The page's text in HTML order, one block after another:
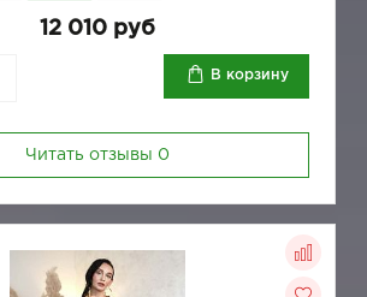
12 010 руб
В корзину
Читать отзывы 0